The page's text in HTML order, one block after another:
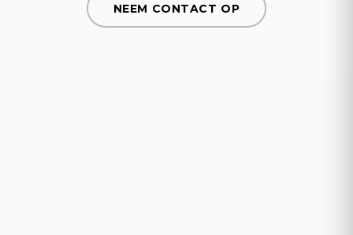
NEEM CONTACT OP